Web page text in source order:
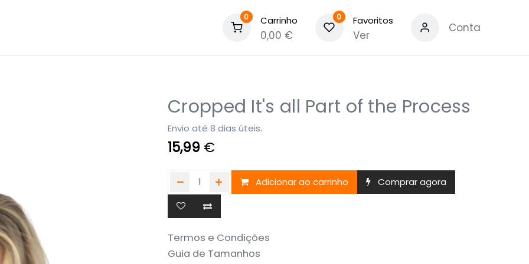
0 Carrinho
0,00 €
0 Favoritos
Ver
Conta
Cropped It's all Part of the Process
Envio até 8 dias úteis.
15,99 €
Adicionar ao carrinho Comprar agora
Termos e Condições
Guia de Tamanhos